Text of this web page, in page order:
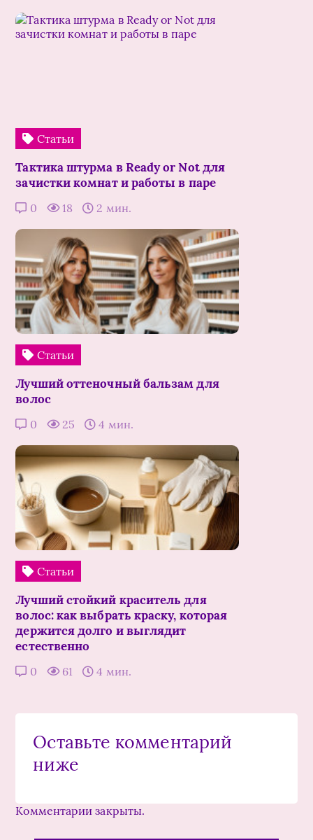
Статьи
Тактика штурма в Ready or Not для
зачистки комнат и работы в паре
0 18 2 мин.
Статьи
Лучший оттеночный бальзам для
волос
0 25 4 мин.
Статьи
Лучший стойкий краситель для
волос: как выбрать краску, которая
держится долго и выглядит
естественно
0 61 4 мин.
Оставьте комментарий
ниже
Комментарии закрыты.